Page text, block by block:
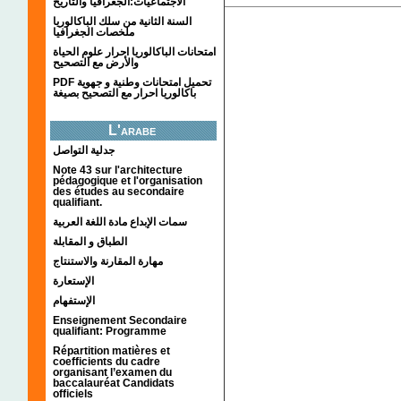
السنة الثانية من سلك الباكالوريا
ملخصات الجغرافيا
امتحانات الباكالوريا احرار علوم الحياة
والأرض مع التصحيح
PDF تحميل امتحانات وطنية و جهوية
باكالوريا احرار مع التصحيح بصيغة
L'arabe
جدلية التواصل
Note 43 sur l'architecture
pédagogique et l'organisation
des études au secondaire
qualifiant.
سمات الإبداع مادة اللغة العربية
الطباق و المقابلة
مهارة المقارنة والاستنتاج
الإستعارة
الإستفهام
Enseignement Secondaire
qualifiant: Programme
Répartition matières et
coefficients du cadre
organisant l’examen du
baccalauréat Candidats
officiels